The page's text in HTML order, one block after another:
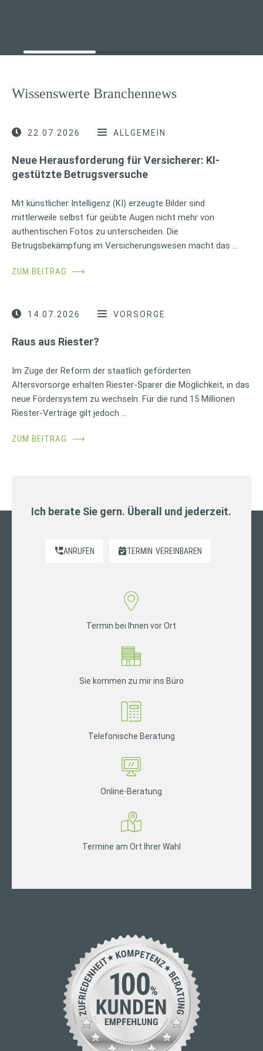
Wissenswerte Branchennews
22.07.2026 ALLGEMEIN
Neue Herausforderung für Versicherer: KI-
gestützte Betrugsversuche
Mit künstlicher Intelligenz (KI) erzeugte Bilder sind
mittlerweile selbst für geübte Augen nicht mehr von
authentischen Fotos zu unterscheiden. Die
Betrugsbekämpfung im Versicherungswesen macht das …
ZUM BEITRAG ⟶
14.07.2026 VORSORGE
Raus aus Riester?
Im Zuge der Reform der staatlich geförderten
Altersvorsorge erhalten Riester-Sparer die Möglichkeit, in das
neue Fördersystem zu wechseln. Für die rund 15 Millionen
Riester-Verträge gilt jedoch …
ZUM BEITRAG ⟶
Ich berate Sie gern. Überall und jederzeit.
ANRUFEN TERMIN VEREINBAREN
Termin bei Ihnen vor Ort
Sie kommen zu mir ins Büro
Telefonische Beratung
Online-Beratung
Termine am Ort Ihrer Wahl